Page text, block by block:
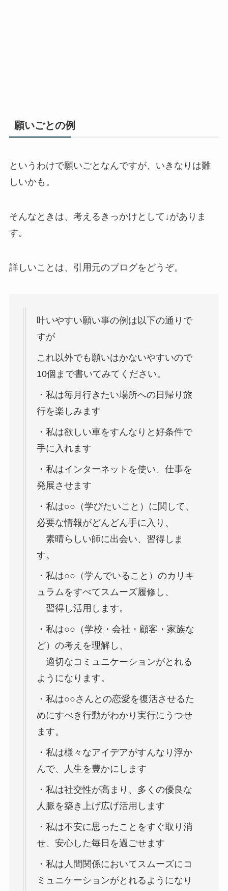
願いごとの例
というわけで願いごとなんですが、いきなりは難
しいかも。
そんなときは、考えるきっかけとして↓がありま
す。
詳しいことは、引用元のブログをどうぞ。
叶いやすい願い事の例は以下の通りで
すが
これ以外でも願いはかないやすいので
10個まで書いてみてください。
・私は毎月行きたい場所への日帰り旅
行を楽しみます
・私は欲しい車をすんなりと好条件で
手に入れます
・私はインターネットを使い、仕事を
発展させます
・私は○○（学びたいこと）に関して、
必要な情報がどんどん手に入り、
素晴らしい師に出会い、習得しま
す。
・私は○○（学んでいること）のカリキ
ュラムをすべてスムーズ履修し、
習得し活用します。
・私は○○（学校・会社・顧客・家族な
ど）の考えを理解し、
適切なコミュニケーションがとれる
ようになります。
・私は○○さんとの恋愛を復活させるた
めにすべき行動がわかり実行にうつせ
ます。
・私は様々なアイデアがすんなり浮か
んで、人生を豊かにします
・私は社交性が高まり、多くの優良な
人脈を築き上げ広げ活用します
・私は不安に思ったことをすぐ取り消
せ、安心した毎日を過ごせます
・私は人間関係においてスムーズにコ
ミュニケーションがとれるようになり